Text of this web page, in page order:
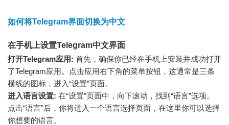
如何将Telegram界面切换为中文
在手机上设置Telegram中文界面
打开Telegram应用: 首先，确保你已经在手机上安装并成功打开
了Telegram应用。点击应用右下角的菜单按钮，这通常是三条
横线的图标，进入“设置”页面。
进入语言设置: 在“设置”页面中，向下滚动，找到“语言”选项。
点击“语言”后，你将进入一个语言选择页面，在这里你可以选择
你想要的语言。